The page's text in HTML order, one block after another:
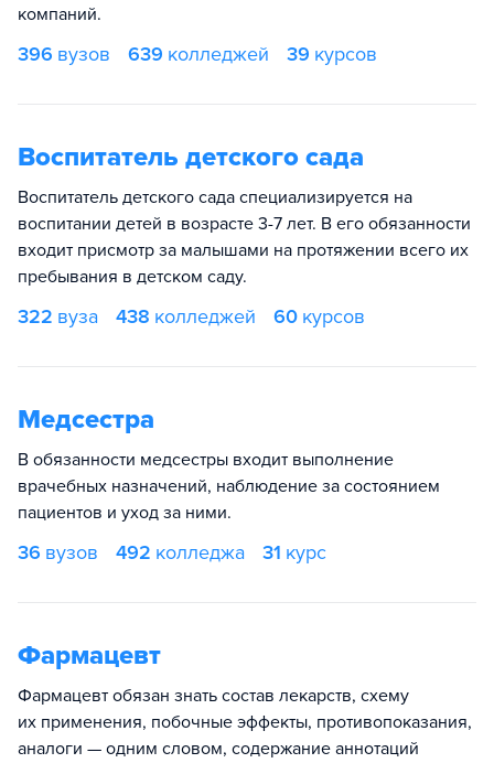
компаний.
396 вузов 639 колледжей 39 курсов
Воспитатель детского сада
Воспитатель детского сада специализируется на
воспитании детей в возрасте 3-7 лет. В его обязанности
входит присмотр за малышами на протяжении всего их
пребывания в детском саду.
322 вуза 438 колледжей 60 курсов
Медсестра
В обязанности медсестры входит выполнение
врачебных назначений, наблюдение за состоянием
пациентов и уход за ними.
36 вузов 492 колледжа 31 курс
Фармацевт
Фармацевт обязан знать состав лекарств, схему
их применения, побочные эффекты, противопоказания,
аналоги — одним словом, содержание аннотаций